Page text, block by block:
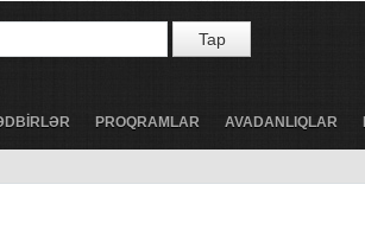
Tap
PROQRAMLAR AVADANLIQLAR